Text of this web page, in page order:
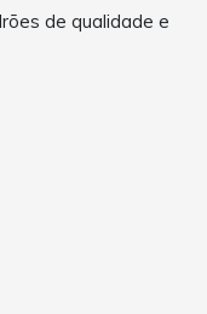
de qualidade e